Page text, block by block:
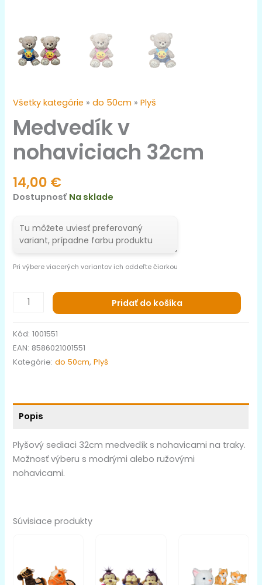
Všetky kategórie »do 50cm »Plyš
Medvedík v
nohaviciach 32cm
14,00 €
Dostupnosť Na sklade
Pri výbere viacerých variantov ich oddeľte čiarkou
Pridať do košíka
Kód:1001551
EAN: 8586021001551
Kategórie:do 50cm,Plyš
Popis
Plyšový sediaci 32cm medvedík s nohavicami na traky.
Možnosť výberu s modrými alebo ružovými
nohavicami.
Súvisiace produkty